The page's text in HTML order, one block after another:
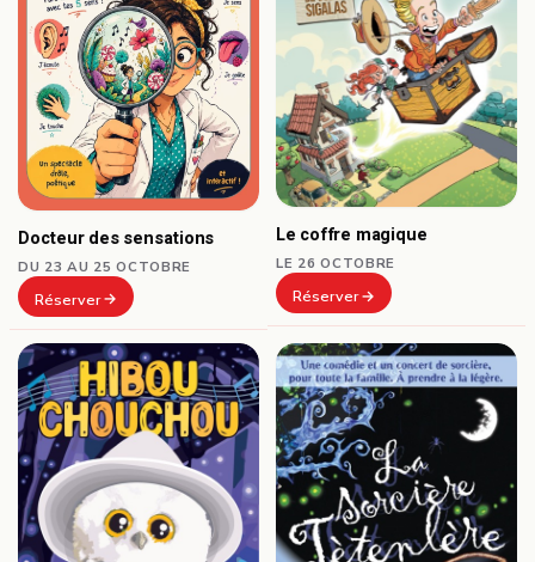
Docteur des sensations
DU 23 AU 25 OCTOBRE
Réserver
Le coffre magique
LE 26 OCTOBRE
Réserver